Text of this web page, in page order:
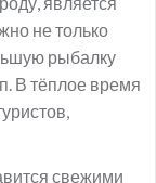
не только
рыбалку
В тёплое время
свежими